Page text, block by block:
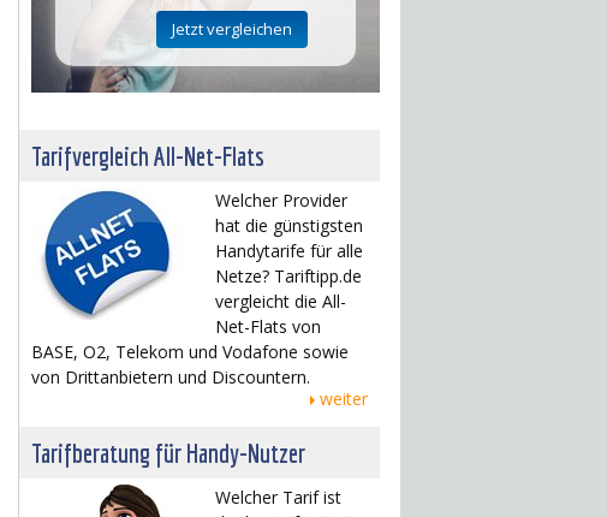
Tarifvergleich All-Net-Flats
Welcher Provider
hat die günstigsten
Handytarife für alle
Netze? Tariftipp.de
vergleicht die All-
Net-Flats von
BASE, O2, Telekom und Vodafone sowie
von Drittanbietern und Discountern.
weiter
Tarifberatung für Handy-Nutzer
Welcher Tarif ist